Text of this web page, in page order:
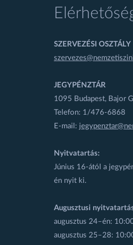
SZERVEZÉSI OSZTÁLY
JEGYPÉNZTÁR
1095 Budapest, Bajor
Telefon: 1/476-6868
E-mail:
Nyitvatartás:
Június 16-ától a
én nyit ki.
Augusztusi
augusztus 24–én:
augusztus 25–28: